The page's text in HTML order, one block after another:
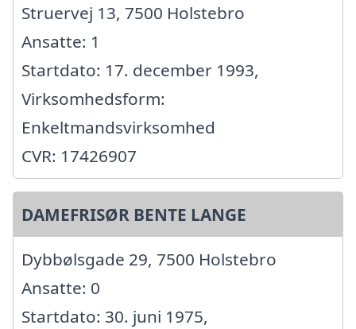
Struervej 13, 7500 Holstebro
Ansatte: 1
Startdato: 17. december 1993,
Virksomhedsform:
Enkeltmandsvirksomhed
CVR: 17426907
DAMEFRISØR BENTE LANGE
Dybbølsgade 29, 7500 Holstebro
Ansatte: 0
Startdato: 30. juni 1975,